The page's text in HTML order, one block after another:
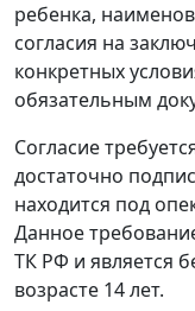
ребенка,
согласия на
конкретных
обязательным
Согласие
достаточно
находится под
Данное
ТК РФ и является
возрасте 14 лет.